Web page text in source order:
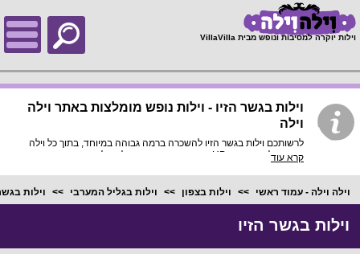
וילות יוקרה למסיבות ונופש מבית VillaVilla
וילות בגשר הזיו - וילות נופש מומלצות באתר וילה
וילה
לרשותכם וילות בגשר הזיו להשכרה ברמה גבוהה במיוחד, בתוך כל וילה
פירוט מלא, תמונות HD והכי חשוב התאמה מלאה לסמארטפונים
קרא עוד
וילה וילה - עמוד ראשי וילות בצפון וילות בגליל המערבי וילות
וילות בגשר הזיו